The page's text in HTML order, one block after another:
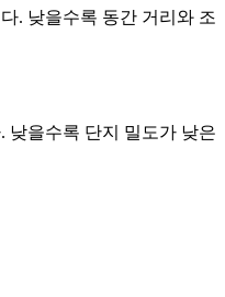
. 낮을수록 동간 거리와 조
낮을수록 단지 밀도가 낮은